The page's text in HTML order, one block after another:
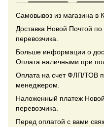
Самовывоз из магазина в
Доставка Новой Почтой
перевозчика.
Больше информации о
Оплата наличными при
Оплата на счет ФЛП/ТОВ
менеджером.
Наложенный платеж
перевозчика.
Перед оплатой с вами